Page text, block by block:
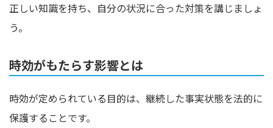
正しい知識を持ち、自分の状況に合った対策を講じましょ
う。
時効がもたらす影響とは
時効が定められている目的は、継続した事実状態を法的に
保護することです。